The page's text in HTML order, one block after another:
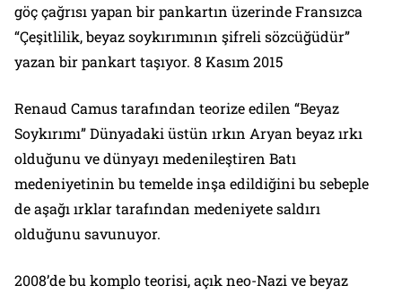
göç çağrısı yapan bir pankartın üzerinde Fransızca
“Çeşitlilik, beyaz soykırımının şifreli sözcüğüdür”
yazan bir pankart taşıyor. 8 Kasım 2015
Renaud Camus tarafından teorize edilen “Beyaz
Soykırımı” Dünyadaki üstün ırkın Aryan beyaz ırkı
olduğunu ve dünyayı medenileştiren Batı
medeniyetinin bu temelde inşa edildiğini bu sebeple
de aşağı ırklar tarafından medeniyete saldırı
olduğunu savunuyor.
2008’de bu komplo teorisi, açık neo-Nazi ve beyaz